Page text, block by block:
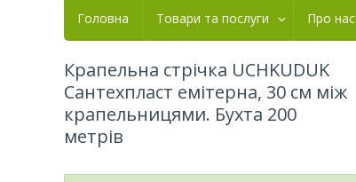
Головна Товари та послуги Про нас
Крапельна стрічка UCHKUDUK
Сантехпласт емітерна, 30 см між
крапельницями. Бухта 200
метрів